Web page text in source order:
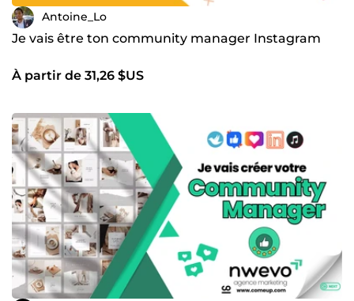
Antoine_Lo
Je vais être ton community manager Instagram
À partir de 31,26 $US